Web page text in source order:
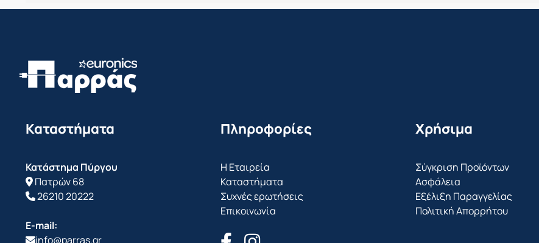
Καταστήματα
Κατάστημα Πύργου
Πατρών 68
26210 20222
E-mail:
info@parras.gr
Πληροφορίες
Η Εταιρεία
Καταστήματα
Συχνές ερωτήσεις
Επικοινωνία
Χρήσιμα
Σύγκριση Προϊόντων
Ασφάλεια
Εξέλιξη Παραγγελίας
Πολιτική Απορρήτου